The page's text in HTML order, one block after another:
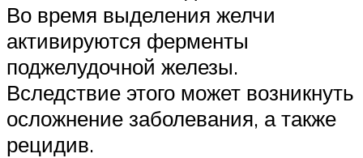
Во время выделения желчи
активируются ферменты
поджелудочной железы.
Вследствие этого может возникнуть
осложнение заболевания, а также
рецидив.